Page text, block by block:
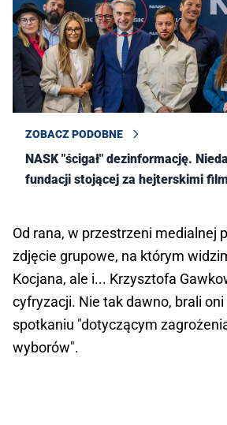
ZOBACZ PODOBNE
NASK "ścigał" dezinformację.
fundacji stojącej za hejterskimi
Od rana, w przestrzeni medialnej
zdjęcie grupowe, na którym
Kocjana, ale i... Krzysztofa
cyfryzacji. Nie tak dawno, brali oni
spotkaniu "dotyczącym
wyborów".